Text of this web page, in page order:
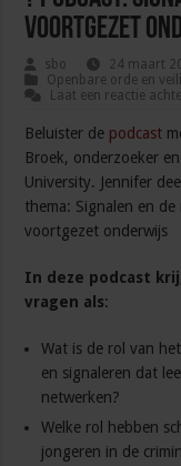
voortgezet
sbo
24 maart
Openbare orde en
Laat een reactie
Beluister de podcast
Broek, onderzoeker
University. Jennifer
thema: Signalen en
voortgezet onderwijs
In deze podcast
vragen als:
Wat is de rol van
en signaleren dat
netwerken?
Welke rol hebben
jongeren in de